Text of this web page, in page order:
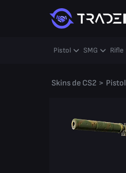
Pistol SMG Rifle
Skins de CS2 > Pistol